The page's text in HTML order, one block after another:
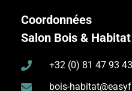
Coordonnées
Salon Bois & Habitat
+32 (0) 81 47 93 43
bois-